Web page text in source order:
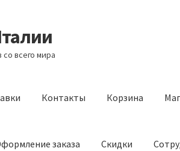
всего мира
Контакты Корзина
заказа Скидки